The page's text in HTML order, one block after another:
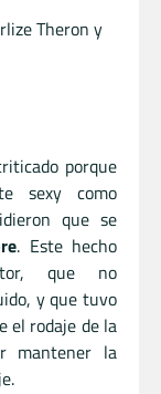
porque
sexy como
que se
. Este hecho
que no
y que tuvo
el rodaje de la
mantener la